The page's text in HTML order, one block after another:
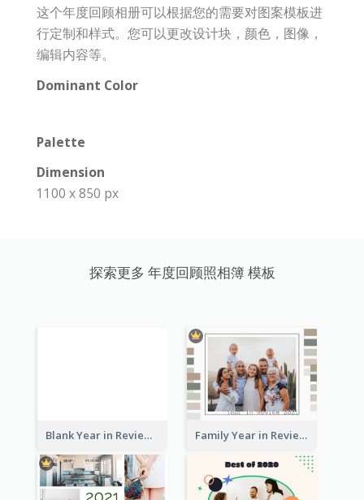
这个年度回顾相册可以根据您的需要对图案模板进
行定制和样式。您可以更改设计块，颜色，图像，
编辑内容等。
Dominant Color
Palette
Dimension
1100 x 850 px
探索更多 年度回顾照相簿 模板
Blank Year in Review Photo Book Family Year in Review Photo Book